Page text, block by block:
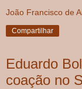
João Francisco de
Compartilhar
Eduardo
coação no